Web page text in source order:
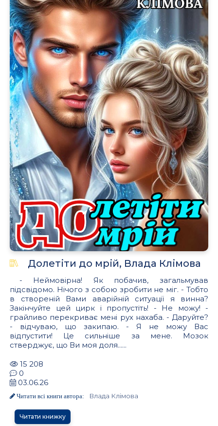
Долетіти до мрій, Влада Клімова
- Неймовірна! Як побачив, загальмував
підсвідомо. Нічого з собою зробити не міг. - Тобто
в створеній Вами аварійній ситуації я винна?
Закінчуйте цей цирк і пропустіть! - Не можу! -
грайливо перекриває мені рух нахаба. - Даруйте?
- відчуваю, що закипаю. - Я не можу Вас
відпустити! Це сильніше за мене. Мозок
стверджує, що Ви моя доля......
15 208
0
03.06.26
Читати всі книги автора: Влада Клімова
Читати книжку